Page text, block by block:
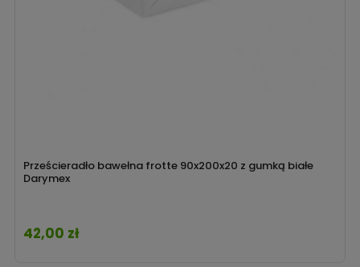
Prześcieradło bawełna frotte 90x200x20 z gumką białe
Darymex
Cena
42,00 zł